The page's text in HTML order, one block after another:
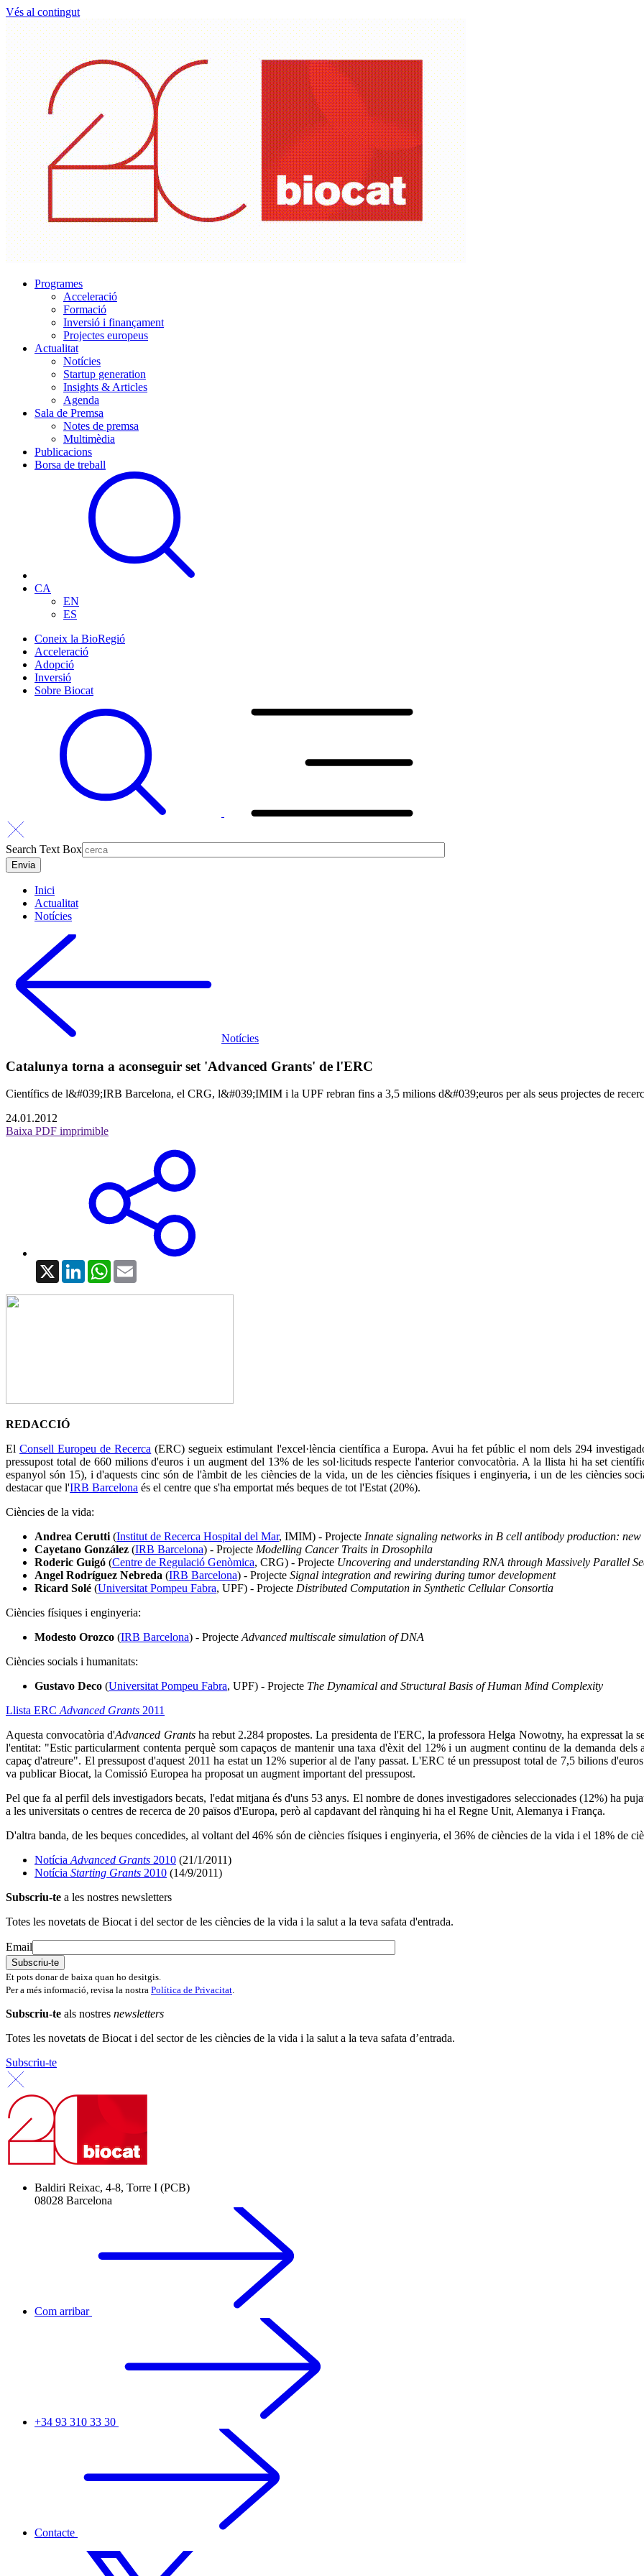
Vés al contingut
Programes
Acceleració
Formació
Inversió i finançament
Projectes europeus
Actualitat
Notícies
Startup generation
Insights & Articles
Agenda
Sala de Premsa
Notes de premsa
Multimèdia
Publicacions
Borsa de treball
CA
EN
ES
Coneix la BioRegió
Acceleració
Adopció
Inversió
Sobre Biocat
Search Text Box
Inici
Actualitat
Notícies
Notícies
Catalunya torna a aconseguir set 'Advanced Grants' de l'ERC
Científics de l&#039;IRB Barcelona, el CRG, l&#039;IMIM i la UPF rebran fins a 3,5 milions d&#039;euros per als seus projectes de
24.01.2012
Baixa PDF imprimible
X LinkedInWhatsApp
REDACCIÓ
ElConsell Europeu de Recerca (ERC) segueix estimulant l'excel·lència científica a Europa. Avui ha fet públic el nom dels 294
pressupost total de 660 milions d'euros i un augment del 13% de les sol·licituds respecte l'anterior convocatòria. A la llista hi ha set
espanyol són 15), i d'aquests cinc són de l'àmbit de les ciències de la vida, un de les ciències físiques i enginyeria, i un de les ciències
destacar que l'IRB Barcelona és el centre que s'ha emportat més beques de tot l'Estat (20%).
Ciències de la vida:
Andrea Cerutti(Institut de Recerca Hospital del Mar, IMIM) - Projecte Innate signaling networks in B cell antibody production: new
Cayetano González (IRB Barcelona) - Projecte Modelling Cancer Traits in Drosophila
Roderic Guigó (Centre de Regulació Genòmica, CRG) - Projecte Uncovering and understanding RNA through Massively Parallel
Angel Rodríguez Nebreda (IRB Barcelona) - Projecte Signal integration and rewiring during tumor development
Ricard Solé (Universitat Pompeu Fabra, UPF) - Projecte Distributed Computation in Synthetic Cellular Consortia
Ciències físiques i enginyeria:
Modesto Orozco (IRB Barcelona) - ProjecteAdvanced multiscale simulation of DNA
Ciències socials i humanitats:
Gustavo Deco (Universitat Pompeu Fabra, UPF) - Projecte The Dynamical and Structural Basis of Human Mind Complexity
Llista ERCAdvanced Grants 2011
Aquesta convocatòria d'Advanced Grantsha rebut 2.284 propostes. La presidenta de l'ERC, la professora Helga Nowotny, ha expressat la
l'entitat: "Estic particularment contenta perquè som capaços de mantenir una taxa d'èxit del 12% i un augment continu de la demanda
capaç d'atreure". El pressupost d'aquest 2011 ha estat un 12% superior al de l'any passat. L'ERC té un pressupost total de 7,5 bilions
va publicar Biocat, la Comissió Europea ha proposat un augment important del pressupost.
Pel que fa al perfil dels investigadors becats, l'edat mitjana és d'uns 53 anys. El nombre de dones investigadores seleccionades (12%) ha
a les universitats o centres de recerca de 20 països d'Europa, però al capdavant del rànquing hi ha el Regne Unit, Alemanya i França.
D'altra banda, de les beques concedides, al voltant del 46% són de ciències físiques i enginyeria, el 36% de ciències de la vida i el 18% de
NotíciaAdvanced Grants 2010 (21/1/2011)
Notícia Starting Grants 2010 (14/9/2011)
Subscriu-te a les nostres newsletters
Totes les novetats de Biocat i del sector de les ciències de la vida i la salut a la teva safata d'entrada.
Email
Et pots donar de baixa quan ho desitgis.
Per a més informació, revisa la nostra Política de Privacitat.
Subscriu-te als nostres newsletters
Totes les novetats de Biocat i del sector de les ciències de la vida i la salut a la teva safata d’entrada.
Subscriu-te
Baldiri Reixac, 4-8, Torre I (PCB)
08028 Barcelona
Com arribar
+34 93 310 33 30
Contacte